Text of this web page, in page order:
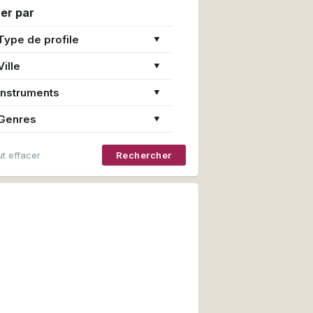
par
de profile ▼
▼
▼
▼
effacer Rechercher